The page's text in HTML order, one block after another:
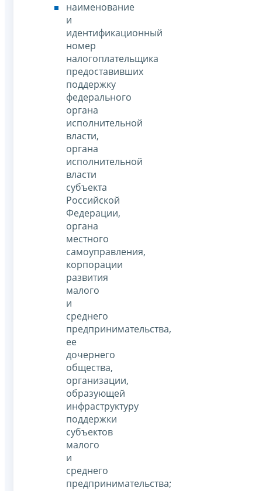
наименование
и
идентификационный
номер
налогоплательщика
предоставивших
поддержку
федерального
органа
исполнительной
власти,
органа
исполнительной
власти
субъекта
Российской
Федерации,
органа
местного
самоуправления,
корпорации
развития
малого
и
среднего
предпринимательства,
ее
дочернего
общества,
организации,
образующей
инфраструктуру
поддержки
субъектов
малого
и
среднего
предпринимательства;